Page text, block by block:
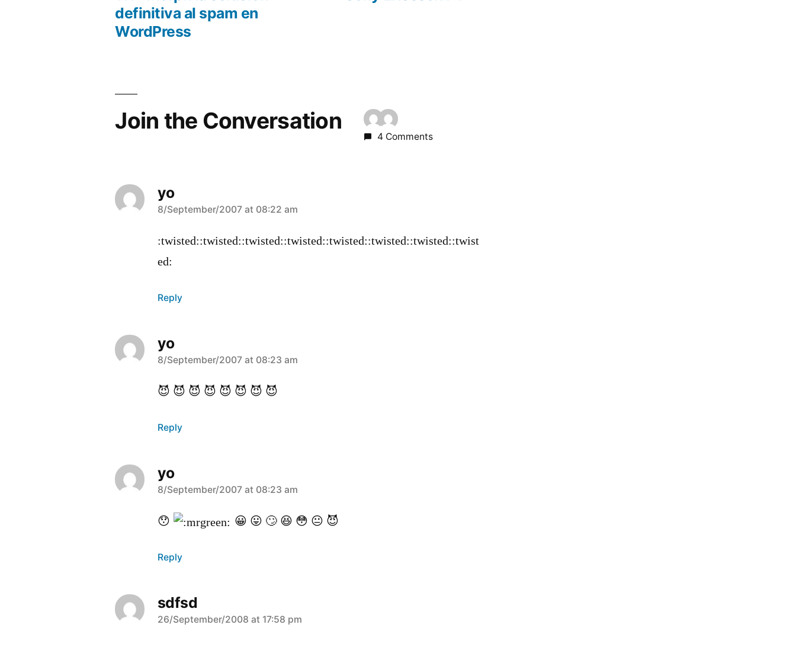
navigation
definitiva al spam en
WordPress
Join the Conversation
4 Comments
yo
says:
8/September/2007 at 08:22 am
:twisted::twisted::twisted::twisted::twisted::twisted::twisted::twist
ed:
Reply
yo
says:
8/September/2007 at 08:23 am
😈 😈 😈 😈 😈 😈 😈 😈
Reply
yo
says:
8/September/2007 at 08:23 am
😯 😀 😛 🙄 😆 😳 😐 😈
Reply
sdfsd
says:
26/September/2008 at 17:58 pm